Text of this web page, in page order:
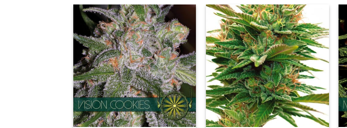
à
€25,00
à
€45,00